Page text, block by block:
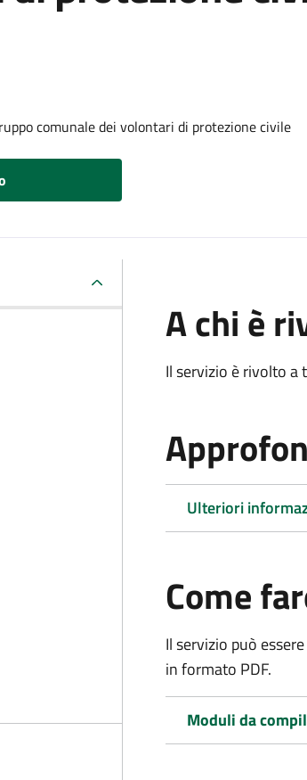
comunale dei volontari di protezione civile
A chi è
Il servizio è rivolto a
Ulteriori
Come
Il servizio può
in formato PDF.
Moduli da